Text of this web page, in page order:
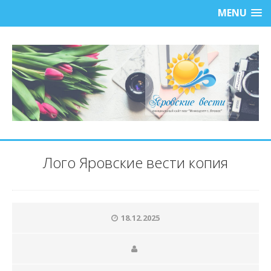
MENU
Лого Яровские вести копия
18.12.2025